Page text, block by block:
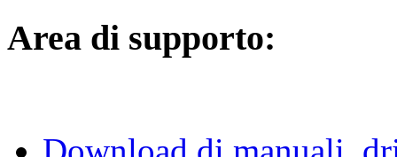
Area di supporto: